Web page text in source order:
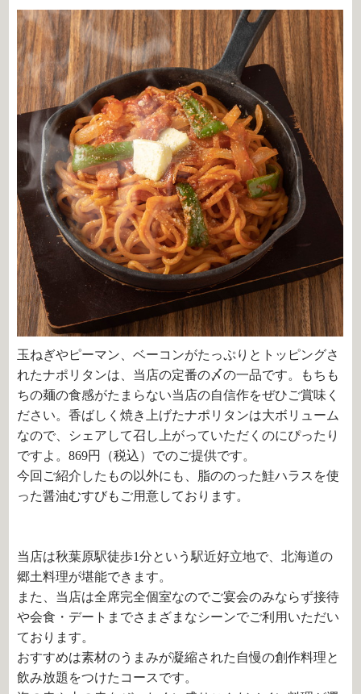
玉ねぎやピーマン、ベーコンがたっぷりとトッピングさ
れたナポリタンは、当店の定番の〆の一品です。もちも
ちの麺の食感がたまらない当店の自信作をぜひご賞味く
ださい。香ばしく焼き上げたナポリタンは大ボリューム
なので、シェアして召し上がっていただくのにぴったり
ですよ。869円（税込）でのご提供です。
今回ご紹介したもの以外にも、脂ののった鮭ハラスを使
った醤油むすびもご用意しております。
当店は秋葉原駅徒歩1分という駅近好立地で、北海道の
郷土料理が堪能できます。
また、当店は全席完全個室なのでご宴会のみならず接待
や会食・デートまでさまざまなシーンでご利用いただい
ております。
おすすめは素材のうまみが凝縮された自慢の創作料理と
飲み放題をつけたコースです。